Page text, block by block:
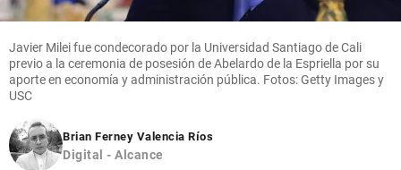
Javier Milei fue condecorado por la Universidad Santiago de Cali
previo a la ceremonia de posesión de Abelardo de la Espriella por su
aporte en economía y administración pública. Fotos: Getty Images y
USC
Brian Ferney Valencia Ríos
Digital - Alcance